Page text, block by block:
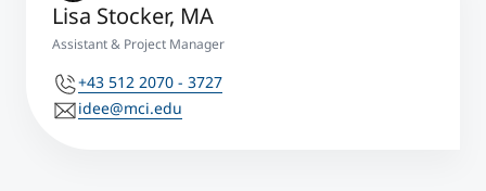
Lisa Stocker, MA
Assistant & Project Manager
+43 512 2070 - 3727
idee@mci.edu